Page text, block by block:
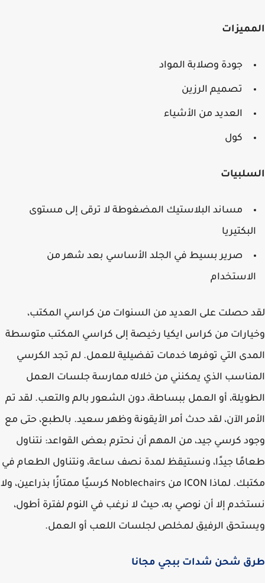
جودة وصلابة المواد
تصميم الرزين
العديد من الأشياء
كول
مساند البلاستيك المضغوطة لا ترقى إلى مستوى
صرير بسيط في الجلد الأساسي بعد شهر من
حصلت على العديد من السنوات من كراسي المكتب،
من كراس ايكيا رخيصة إلى كراسي المكتب متوسطة
التي توفرها خدمات تفضيلية للعمل. لم تجد الكرسي
الذي يمكنني من خلاله ممارسة جلسات العمل
أو العمل ببساطة، دون الشعور بالم والتعب. لقد تم
الآن، لقد حدث أمر الأيقونة وظهر سعيد. بالطبع، حتى مع
كرسي جيد، من المهم أن نحترم بعض القواعد: نتناول
جيدًا، ونستيقظ لمدة نصف ساعة، ونتناول الطعام في
مكتبك. لماذا ICON من Noblechairs كرسيًا ممتازًا بذراعين، ولا
إلا أن نوصي به، حيث لا نرغب في النوم لفترة أطول،
الرفيق لمخلص لجلسات اللعب أو العمل.
شحن شدات ببجي مجانا